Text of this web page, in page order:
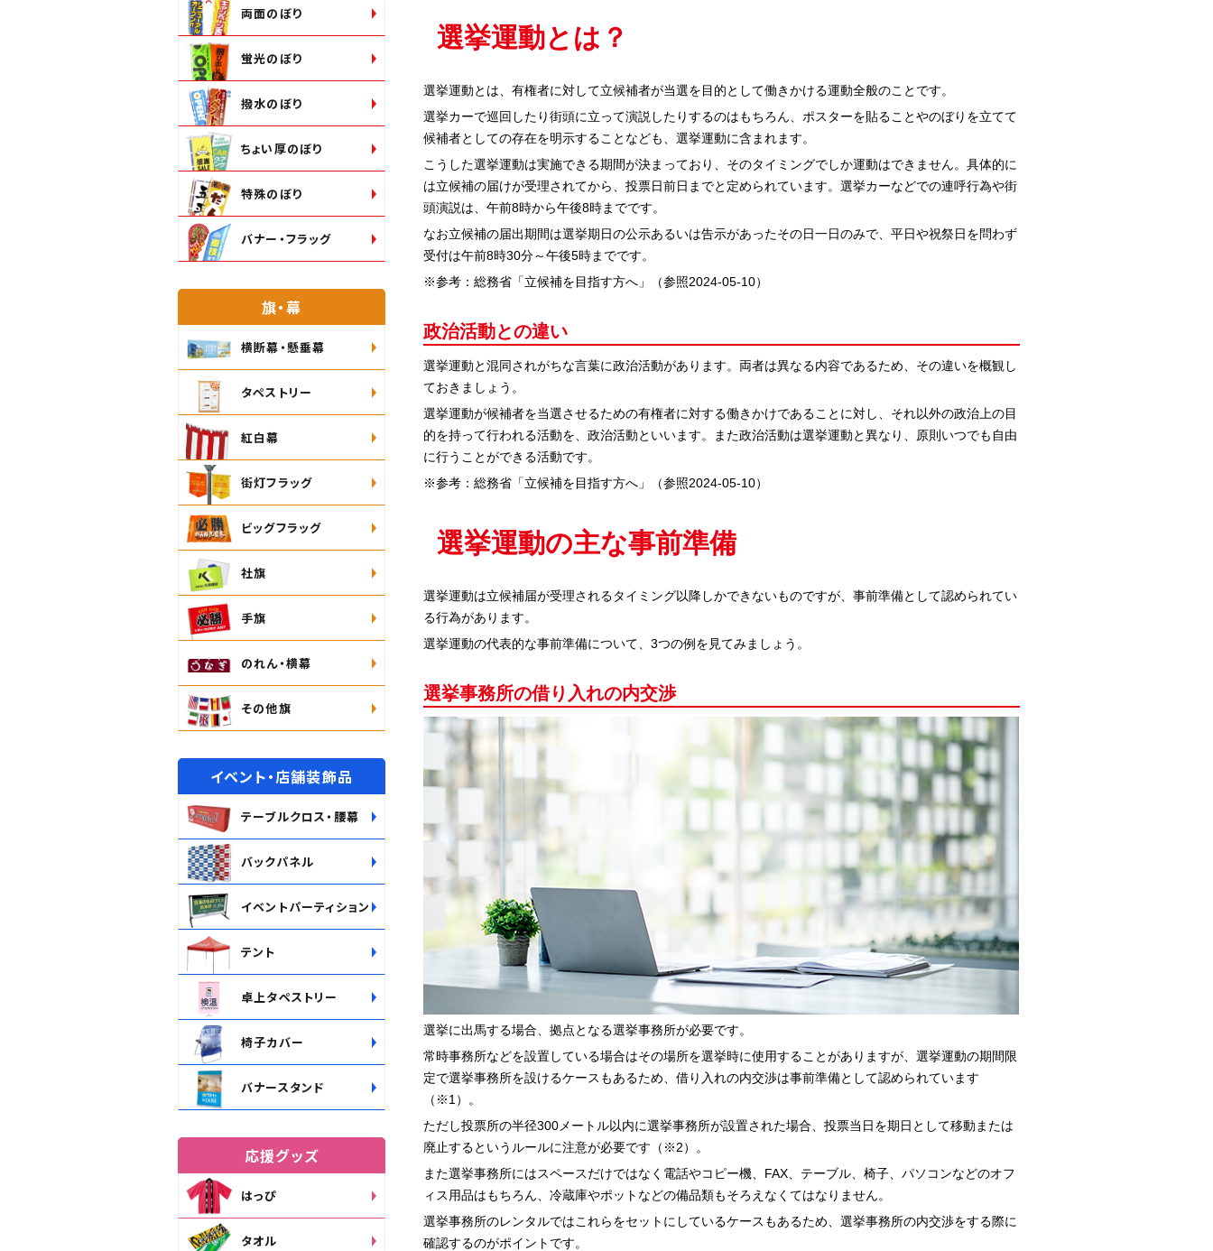
選挙運動とは？
選挙運動とは、有権者に対して立候補者が当選を目的として働きかける運動全般のことです。
選挙カーで巡回したり街頭に立って演説したりするのはもちろん、ポスターを貼ることやのぼりを立てて
候補者としての存在を明示することなども、選挙運動に含まれます。
こうした選挙運動は実施できる期間が決まっており、そのタイミングでしか運動はできません。具体的に
は立候補の届けが受理されてから、投票日前日までと定められています。選挙カーなどでの連呼行為や街
頭演説は、午前8時から午後8時までです。
なお立候補の届出期間は選挙期日の公示あるいは告示があったその日一日のみで、平日や祝祭日を問わず
受付は午前8時30分～午後5時までです。
※参考：総務省「立候補を目指す方へ」（参照2024-05-10）
政治活動との違い
選挙運動と混同されがちな言葉に政治活動があります。両者は異なる内容であるため、その違いを概観し
ておきましょう。
選挙運動が候補者を当選させるための有権者に対する働きかけであることに対し、それ以外の政治上の目
的を持って行われる活動を、政治活動といいます。また政治活動は選挙運動と異なり、原則いつでも自由
に行うことができる活動です。
※参考：総務省「立候補を目指す方へ」（参照2024-05-10）
選挙運動の主な事前準備
選挙運動は立候補届が受理されるタイミング以降しかできないものですが、事前準備として認められてい
る行為があります。
選挙運動の代表的な事前準備について、3つの例を見てみましょう。
選挙事務所の借り入れの内交渉
選挙に出馬する場合、拠点となる選挙事務所が必要です。
常時事務所などを設置している場合はその場所を選挙時に使用することがありますが、選挙運動の期間限
定で選挙事務所を設けるケースもあるため、借り入れの内交渉は事前準備として認められています
（※1）。
ただし投票所の半径300メートル以内に選挙事務所が設置された場合、投票当日を期日として移動または
廃止するというルールに注意が必要です（※2）。
また選挙事務所にはスペースだけではなく電話やコピー機、FAX、テーブル、椅子、パソコンなどのオフ
ィス用品はもちろん、冷蔵庫やポットなどの備品類もそろえなくてはなりません。
選挙事務所のレンタルではこれらをセットにしているケースもあるため、選挙事務所の内交渉をする際に
確認するのがポイントです。
両面のぼり
蛍光のぼり
撥水のぼり
ちょい厚のぼり
特殊のぼり
バナー・フラッグ
旗・幕
横断幕・懸垂幕
タペストリー
紅白幕
街灯フラッグ
ビッグフラッグ
社旗
手旗
のれん・横幕
その他旗
イベント・店舗装飾品
テーブルクロス・腰幕
バックパネル
イベントパーティション
テント
卓上タペストリー
椅子カバー
バナースタンド
応援グッズ
はっぴ
タオル